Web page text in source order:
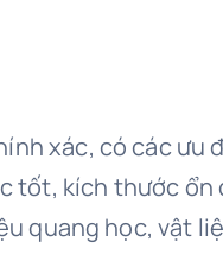
xác, có các ưu
tốt, kích thước ổn
quang học, vật